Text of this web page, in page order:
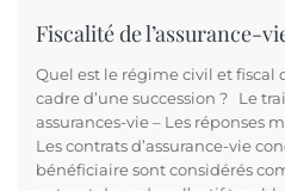
Fiscalité de l’assurance-
Quel est le régime civil et fiscal
cadre d’une succession ? Le
assurances-vie – Les réponses
Les contrats d’assurance-vie
bénéficiaire sont considérés